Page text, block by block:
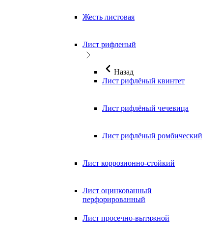
Жесть листовая
Лист рифленый
Назад
Лист рифлёный квинтет
Лист рифлёный чечевица
Лист рифлёный ромбический
Лист коррозионно-стойкий
Лист оцинкованный
перфорированный
Лист просечно-вытяжной